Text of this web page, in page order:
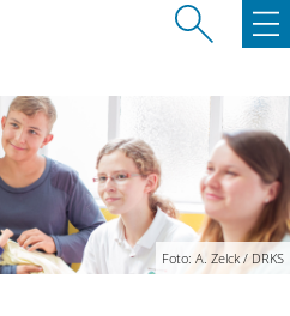
Foto: A. Zelck / DRKS